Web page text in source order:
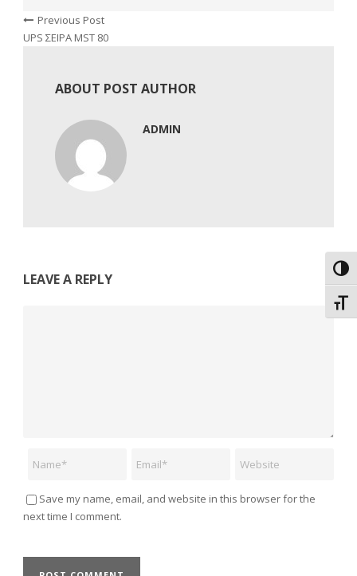
Previous Post
UPS ΣΕΙΡΑ MST 80
ABOUT POST AUTHOR
ADMIN
LEAVE A REPLY
Save my name, email, and website in this browser for the
next time I comment.